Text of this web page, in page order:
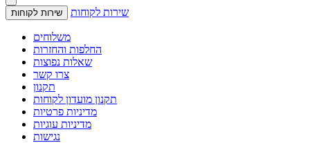
שירות לקוחות שירות לקוחות
משלוחים
החלפות והחזרות
שאלות נפוצות
צרו קשר
תקנון
תקנון מועדון לקוחות
מדיניות פרטיות
מדיניות עוגיות
נגישות